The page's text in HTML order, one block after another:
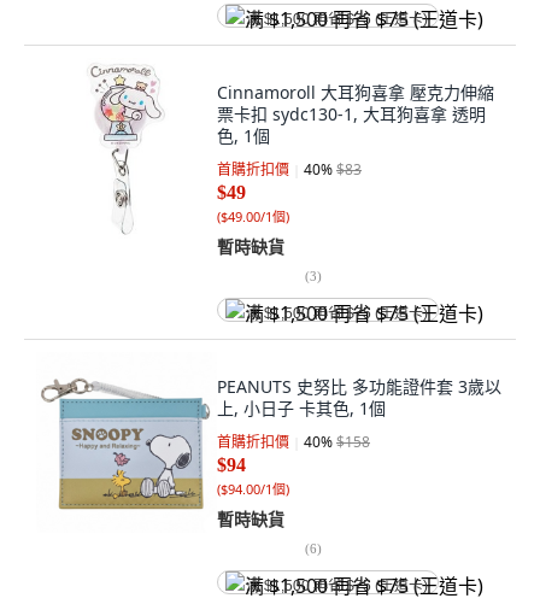
满 $1,500 再省 $75 (王道卡)
Cinnamoroll 大耳狗喜拿 壓克力伸縮
票卡扣 sydc130-1, 大耳狗喜拿 透明
色, 1個
首購折扣價 40%$83
$49
($49.00/1個)
暫時缺貨
(3)
满 $1,500 再省 $75 (王道卡)
PEANUTS 史努比 多功能證件套 3歲以
上, 小日子 卡其色, 1個
首購折扣價 40%$158
$94
($94.00/1個)
暫時缺貨
(6)
满 $1,500 再省 $75 (王道卡)